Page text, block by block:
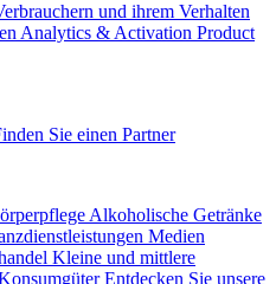
und ihrem Verhalten
Analytics & Activation Product
Sie einen Partner
Alkoholische Getränke
Medien
Kleine und mittlere
Entdecken Sie unsere